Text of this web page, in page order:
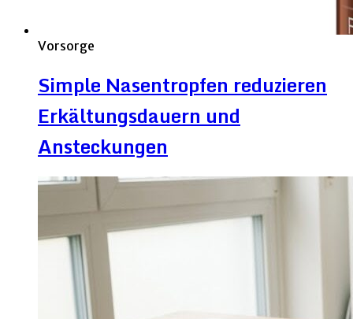
Vorsorge
Simple Nasentropfen reduzieren
Erkältungsdauern und
Ansteckungen